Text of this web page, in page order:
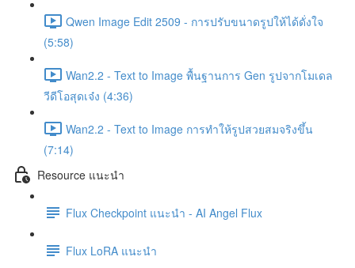
Qwen Image Edit 2509 - การปรับขนาดรูปให้ได้ดั่งใจ
(5:58)
Wan2.2 - Text to Image พื้นฐานการ Gen รูปจากโมเดล
วีดีโอสุดเจ๋ง (4:36)
Wan2.2 - Text to Image การทำให้รูปสวยสมจริงขึ้น
(7:14)
Resource แนะนำ
Flux Checkpoint แนะนำ - AI Angel Flux
Flux LoRA แนะนำ